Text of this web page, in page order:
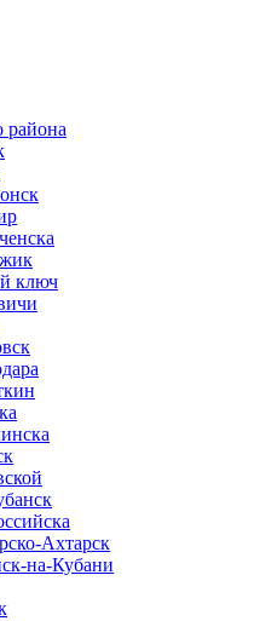
района
ключ
Ахтарск
на-Кубани